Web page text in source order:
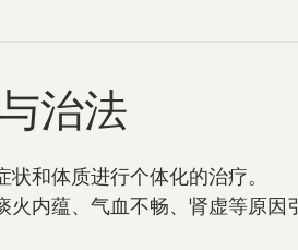
治法
症状和体质进行个体化的治疗。